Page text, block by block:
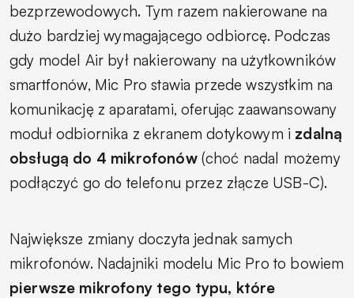
bezprzewodowych. Tym razem nakierowane na
dużo bardziej wymagającego odbiorcę. Podczas
gdy model Air był nakierowany na użytkowników
smartfonów, Mic Pro stawia przede wszystkim na
komunikację z aparatami, oferując zaawansowany
moduł odbiornika z ekranem dotykowym i zdalną
obsługą do 4 mikrofonów(choć nadal możemy
podłączyć go do telefonu przez złącze USB-C).
Największe zmiany doczyta jednak samych
mikrofonów. Nadajniki modelu Mic Pro to bowiem
pierwsze mikrofony tego typu, które